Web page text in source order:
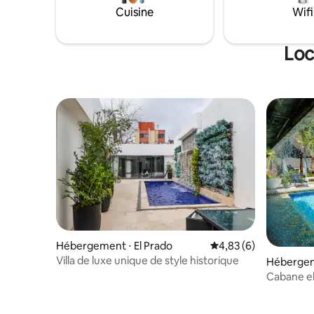
Cuisine Wifi
Hébergement ⋅ El Prado Évaluation moyenne
4,83 (6)
Villa de luxe unique de style historique
Cabane